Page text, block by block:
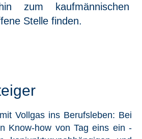
zum kaufmännischen
Stelle finden.
Vollgas ins Berufsleben: Bei
Know-how von Tag eins ein -